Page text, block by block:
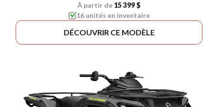
À partir de 15 399 $
16 unités en inventaire
DÉCOUVRIR CE MODÈLE